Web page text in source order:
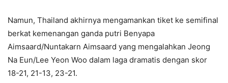
Namun, Thailand akhirnya mengamankan tiket ke semifinal
berkat kemenangan ganda putri Benyapa
Aimsaard/Nuntakarn Aimsaard yang mengalahkan Jeong
Na Eun/Lee Yeon Woo dalam laga dramatis dengan skor
18-21, 21-13, 23-21.